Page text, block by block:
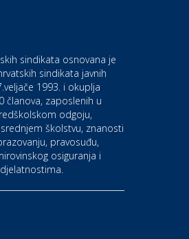
tehnika
d.o.o.
Gavella
sindikata osnovana je
sindikata javnih
1993. i okuplja
članova, zaposlenih u
odgoju,
školstvu, znanosti
pravosuđu,
osiguranja i